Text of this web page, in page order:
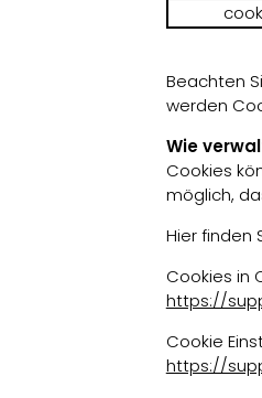
Beachten
werden
Wie
Cookies
möglich,
Hier finden
Cookies in
https://
Cookie
https://